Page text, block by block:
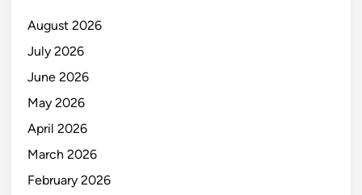
August 2026
July 2026
June 2026
May 2026
April 2026
March 2026
February 2026